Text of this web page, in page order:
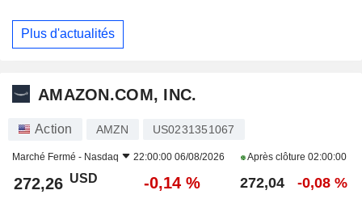
Plus d'actualités
AMAZON.COM, INC.
Action AMZN US0231351067
Marché Fermé - Nasdaq 22:00:00 06/08/2026 Après clôture 02:00:00
272,26 USD -0,14 % 272,04 -0,08 %